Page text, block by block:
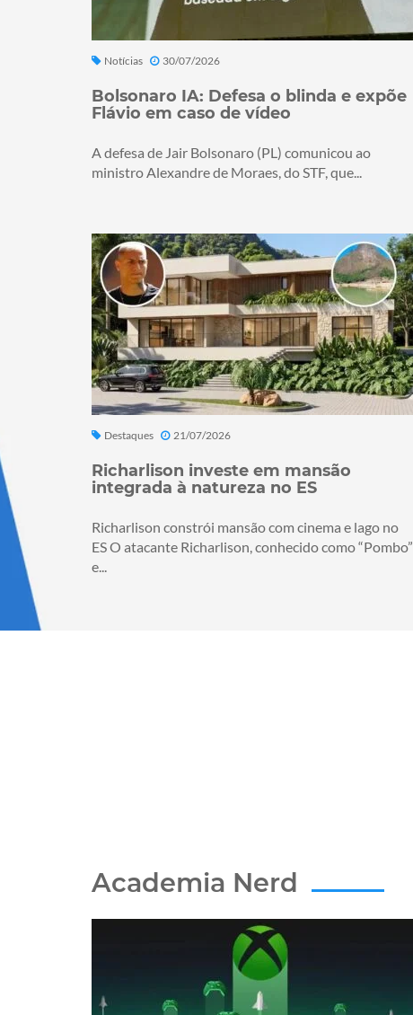
Notícias 30/07/2026
Bolsonaro IA: Defesa o blinda e expõe
Flávio em caso de vídeo
A defesa de Jair Bolsonaro (PL) comunicou ao
ministro Alexandre de Moraes, do STF, que...
Destaques 21/07/2026
Richarlison investe em mansão
integrada à natureza no ES
Richarlison constrói mansão com cinema e lago no
ES O atacante Richarlison, conhecido como “Pombo”
e...
Academia Nerd